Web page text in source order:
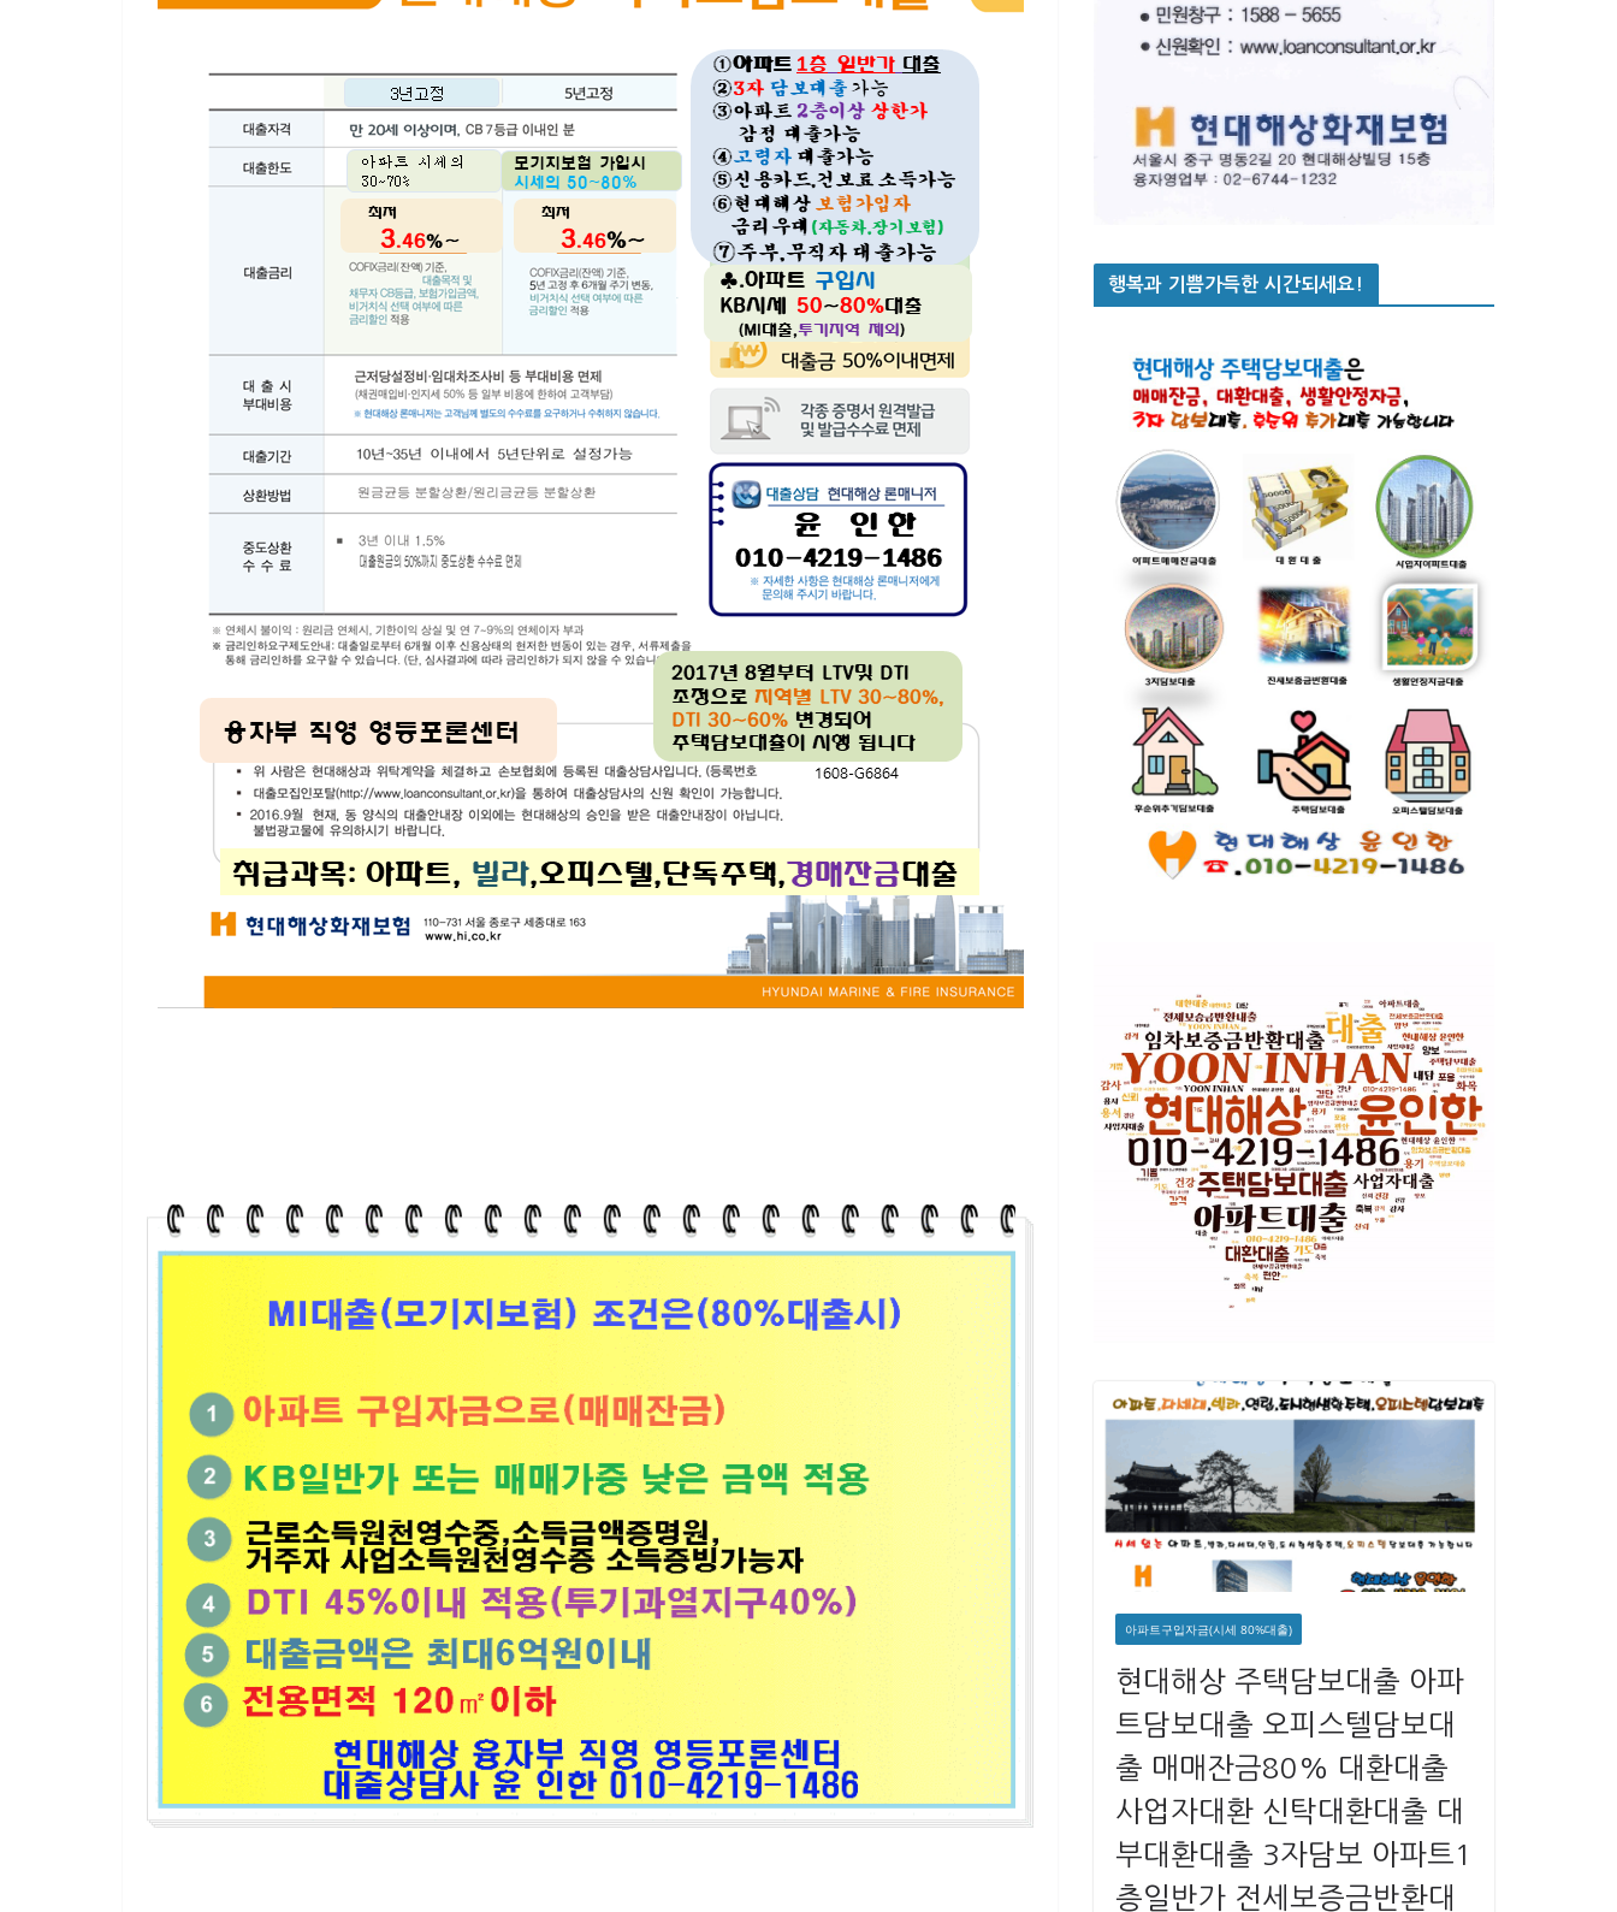
행복과 기쁨가득한 시간되세요!
아파트구입자금(시세 80%대출)
현대해상 주택담보대출 아파
트담보대출 오피스텔담보대
출 매매잔금80% 대환대출
사업자대환 신탁대환대출 대
부대환대출 3자담보 아파트1
층일반가 전세보증금반환대